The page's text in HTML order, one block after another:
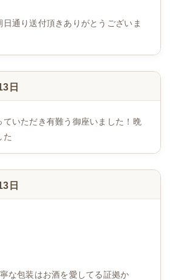
通り送付頂きありがとうございま
日
ていただき有難う御座いました！晩
た
日
な包装はお酒を愛してる証拠か